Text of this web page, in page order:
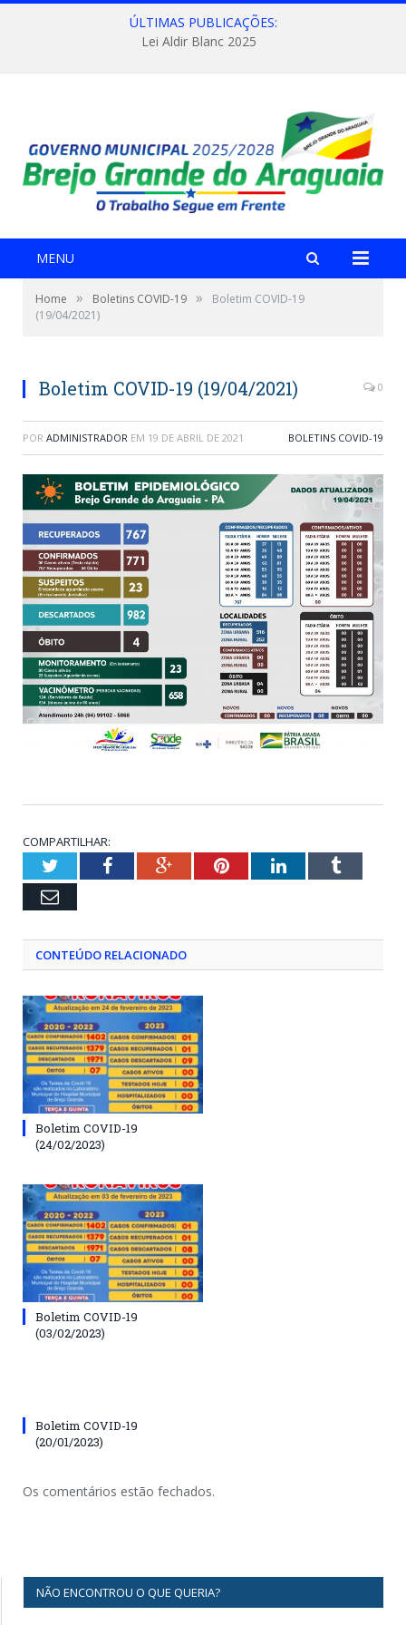
ÚLTIMAS PUBLICAÇÕES:
Lei Aldir Blanc 2025
MENU
Home » Boletins COVID-19 »
Boletim COVID-19
(19/04/2021)
Boletim COVID-19 (19/04/2021) 0
POR ADMINISTRADOR EM 19 DE ABRIL DE 2021 BOLETINS COVID-19
COMPARTILHAR:
TwitterFacebookGoogle+PinterestLinkedInTumblr
Email
CONTEÚDO RELACIONADO
Boletim COVID-19
(24/02/2023)
Boletim COVID-19
(03/02/2023)
Boletim COVID-19
(20/01/2023)
Os comentários estão fechados.
NÃO ENCONTROU O QUE QUERIA?